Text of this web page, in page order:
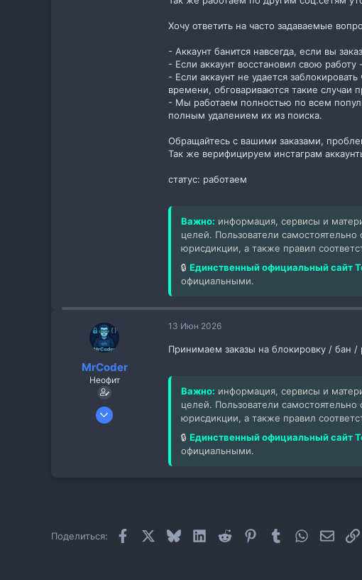
Хочу ответить на часто задаваемые
- Аккаунт банится навсегда, если вы
- Если аккаунт восстановил свою
- Если аккаунт не удается
времени, обговариваются такие случаи
- Мы работаем полностью по всем
полным удалением их из поиска.
Обращайтесь с вашими заказами,
Так же верифицируем инстаграм
статус: работаем
Важно: информация, сервисы и
целей. Пользователи
юрисдикции, а также правил
🔒 Единственный официальный сайт
официальными.
MrCoder
Неофит
5 Сен 2025
13 Июн 2026
Принимаем заказы на блокировку / бан /
Важно: информация, сервисы и
целей. Пользователи
юрисдикции, а также правил
🔒 Единственный официальный сайт
официальными.
Поделиться: Facebook Bluesky LinkedInReddit PinterestTumblrWhatsApp